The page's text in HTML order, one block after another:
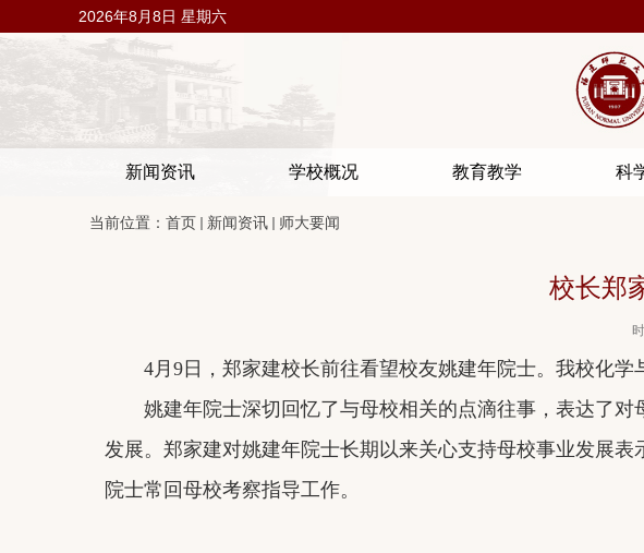
2026年8月8日 星期六
新闻资讯 学校概况 教育教学 科
当前位置： 首页 新闻资讯 师大要闻
校长郑
4月9日，郑家建校长前往看望校友姚建年院士。 我校化学
姚建年院士深切回忆了与母校相关的点滴往事 ，表达了对
发展。郑家建对姚建年院士长期以来关心支持母校事业发展表
院士常 回母校考察指导工作。